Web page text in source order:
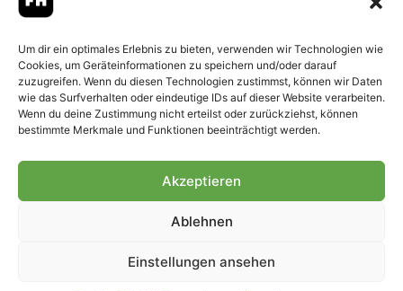
Um dir ein optimales Erlebnis zu bieten, verwenden wir Technologien wie
Cookies, um Geräteinformationen zu speichern und/oder darauf
zuzugreifen. Wenn du diesen Technologien zustimmst, können wir Daten
wie das Surfverhalten oder eindeutige IDs auf dieser Website verarbeiten.
Wenn du deine Zustimmung nicht erteilst oder zurückziehst, können
bestimmte Merkmale und Funktionen beeinträchtigt werden.
Akzeptieren
Ablehnen
Einstellungen ansehen
© 2007-2026 Fohlen-Hautnah.de
– Alle rechte vorbehalten.
Fohlen-Hautnah.de ist ein
offiziell eingetragenes Magazin